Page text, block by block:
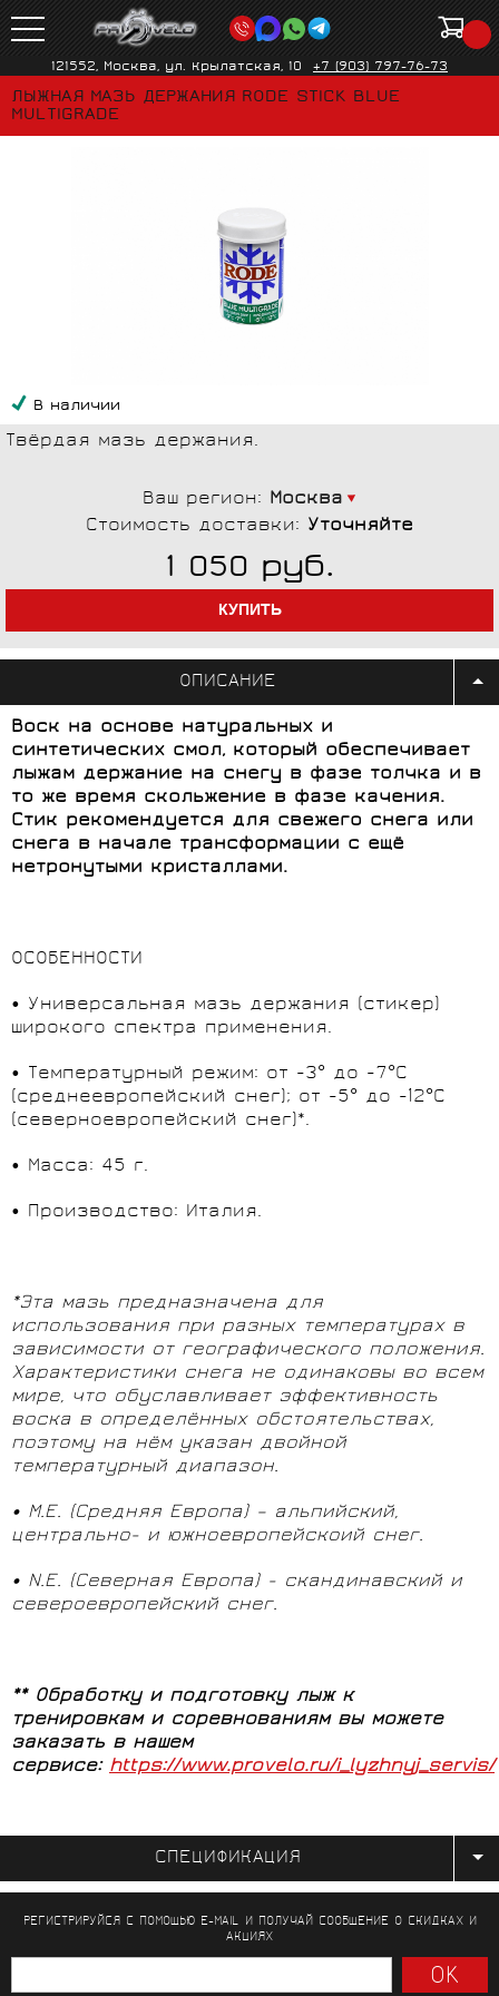
121552, Москва, ул. Крылатская, 10 +7 (903) 797-76-73
ЛЫЖНАЯ МАЗЬ ДЕРЖАНИЯ RODE STICK BLUE
MULTIGRADE
В наличии
Твёрдая мазь держания.
Ваш регион: Москва
Стоимость доставки: Уточняйте
1 050 руб.
ОПИСАНИЕ
Воск на основе натуральных и
синтетических смол, который обеспечивает
лыжам держание на снегу в фазе толчка и в
то же время скольжение в фазе качения.
Стик рекомендуется для свежего снега или
снега в начале трансформации с ещё
нетронутыми кристаллами.
ОСОБЕННОСТИ
• Универсальная мазь держания (стикер)
широкого спектра применения.
• Температурный режим: от -3° до -7°С
(среднеевропейский снег); от -5° до -12°C
(северноевропейский снег)*.
• Масса: 45 г.
• Производство: Италия.
*Эта мазь предназначена для
использования при разных температурах в
зависимости от географического положения.
Xарактеристики снега не одинаковы во всем
мире, что обуславливает эффективность
воска в определённых обстоятельствах,
поэтому на нём указан двойной
температурный диапазон.
• M.E. (Средняя Европа) – альпийский,
центрально- и южноевропейскоий снег.
• N.E. (Северная Европа) - скандинавский и
североевропейский снег.
**Обработку и подготовку лыж к
тренировкам и соревнованиям вы можете
заказать в нашем
сервисе: https://www.provelo.ru/i_lyzhnyj_servis/
СПЕЦИФИКАЦИЯ
РЕГИСТРИРУЙСЯ С ПОМОЩЬЮ E-MAIL И ПОЛУЧАЙ СООБЩЕНИЕО СКИДКАХ И
АКЦИЯХ